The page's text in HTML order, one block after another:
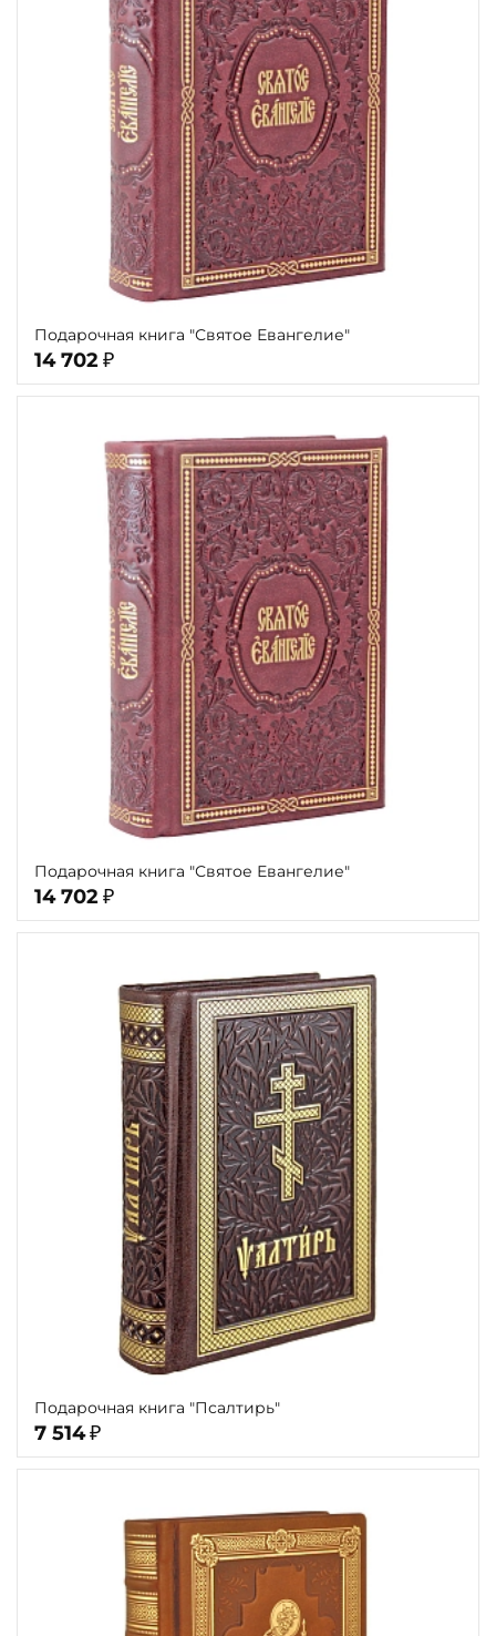
Подарочная книга "Святое Евангелие"
14 702 ₽
Подарочная книга "Святое Евангелие"
14 702 ₽
Подарочная книга "Псалтирь"
7 514 ₽